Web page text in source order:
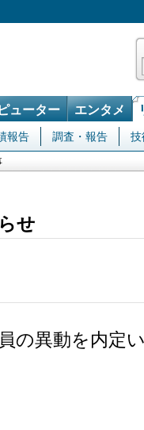
ューター エンタメ
報告 調査・報告 技
せ
の異動を内定